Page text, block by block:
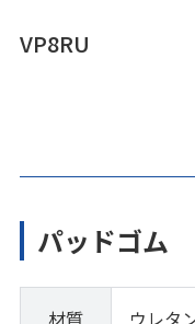
VP8RU
パッドゴム
材質 ウレタ